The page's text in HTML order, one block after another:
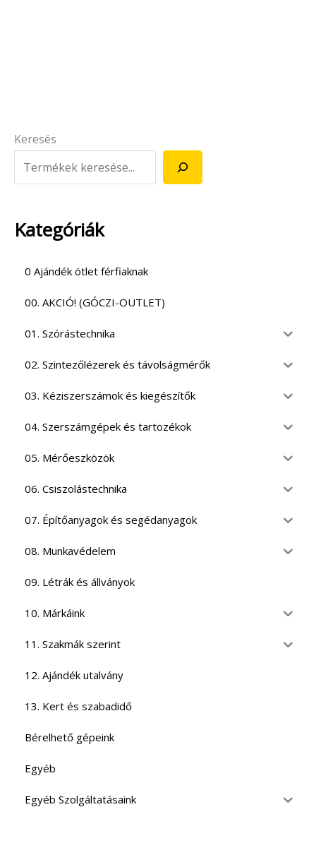
Keresés
Kategóriák
0 Ajándék ötlet férfiaknak
00. AKCIÓ! (GÓCZI-OUTLET)
01. Szórástechnika
02. Szintezőlézerek és távolságmérők
03. Kéziszerszámok és kiegészítők
04. Szerszámgépek és tartozékok
05. Mérőeszközök
06. Csiszolástechnika
07. Építőanyagok és segédanyagok
08. Munkavédelem
09. Létrák és állványok
10. Márkáink
11. Szakmák szerint
12. Ajándék utalvány
13. Kert és szabadidő
Bérelhető gépeink
Egyéb
Egyéb Szolgáltatásaink